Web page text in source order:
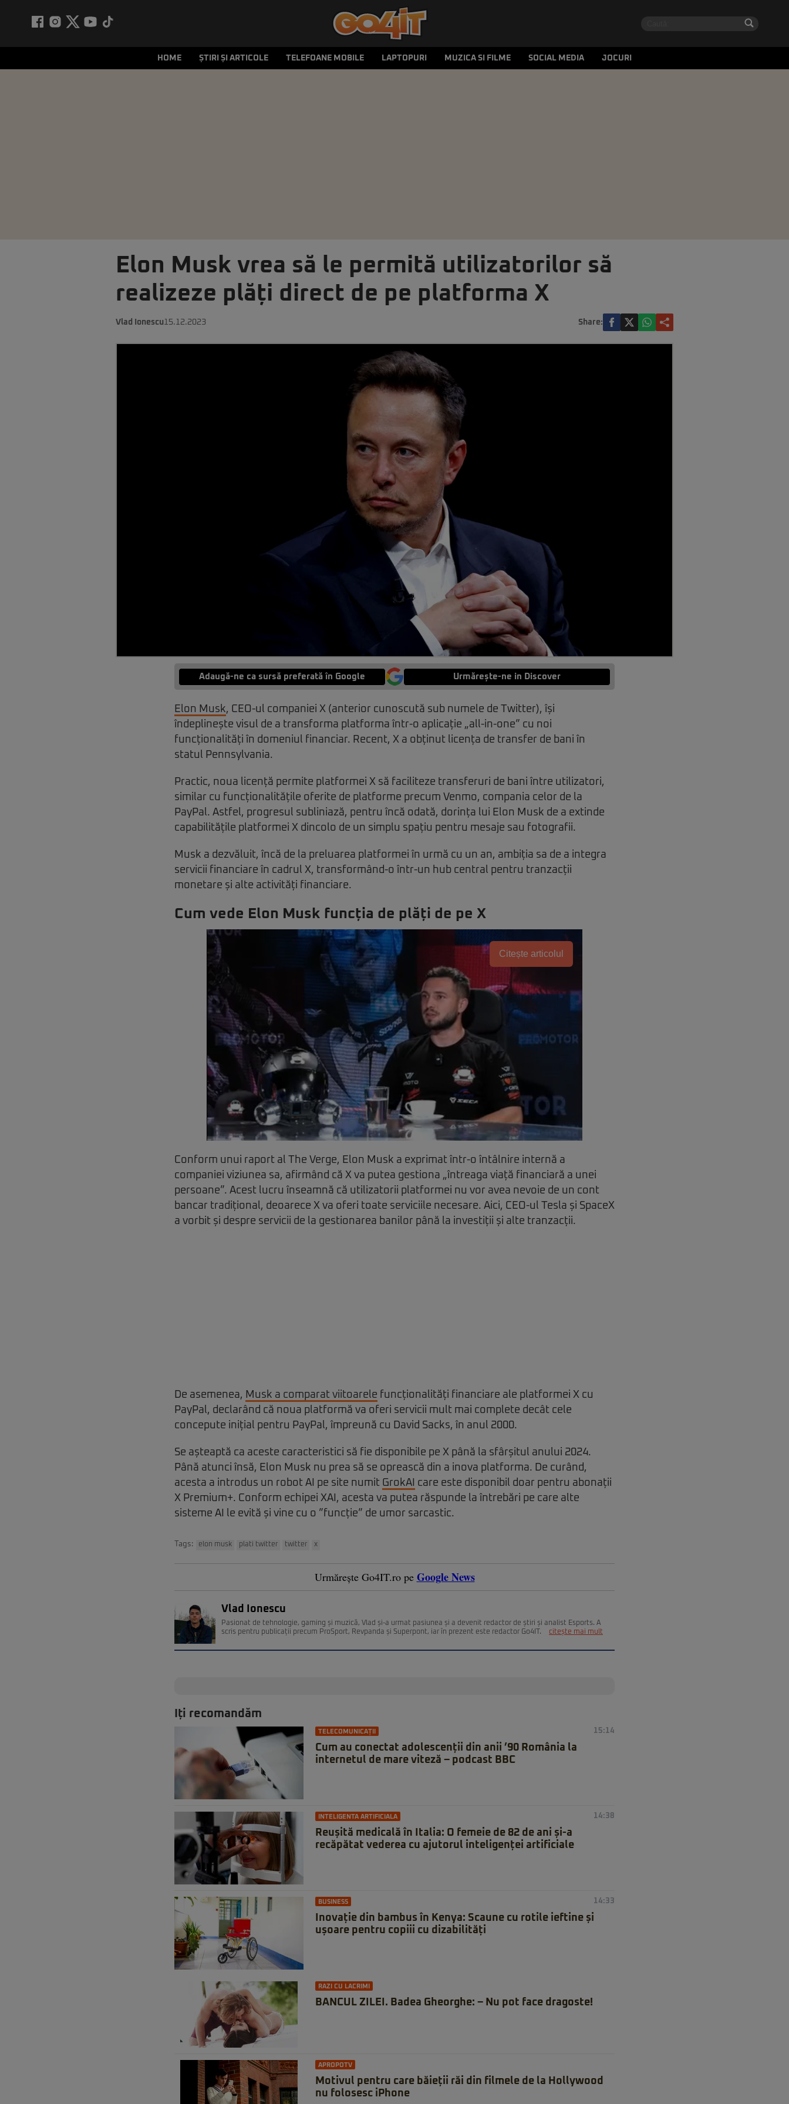
HOME ȘTIRI ȘI ARTICOLE TELEFOANE MOBILE LAPTOPURI MUZICA SI FILME SOCIAL MEDIA JOCURI
Elon Musk vrea să le permită utilizatorilor să
realizeze plăți direct de pe platforma X
Vlad Ionescu15.12.2023 Share:
Adaugă-ne ca sursă preferată în Google Urmărește-ne in Discover
Elon Musk, CEO-ul companiei X (anterior cunoscută sub numele de Twitter), își
îndeplinește visul de a transforma platforma într-o aplicație „all-in-one” cu noi
funcționalități în domeniul financiar. Recent, X a obținut licența de transfer de bani în
statul Pennsylvania.
Practic, noua licență permite platformei X să faciliteze transferuri de bani între utilizatori,
similar cu funcționalitățile oferite de platforme precum Venmo, compania celor de la
PayPal. Astfel, progresul subliniază, pentru încă odată, dorința lui Elon Musk de a extinde
capabilitățile platformei X dincolo de un simplu spațiu pentru mesaje sau fotografii.
Musk a dezvăluit, încă de la preluarea platformei în urmă cu un an, ambiția sa de a integra
servicii financiare în cadrul X, transformând-o într-un hub central pentru tranzacții
monetare și alte activități financiare.
Cum vede Elon Musk funcția de plăți de pe X
Citește articolul
Conform unui raport al The Verge, Elon Musk a exprimat într-o întâlnire internă a
companiei viziunea sa, afirmând că X va putea gestiona „întreaga viață financiară a unei
persoane”. Acest lucru înseamnă că utilizatorii platformei nu vor avea nevoie de un cont
bancar tradițional, deoarece X va oferi toate serviciile necesare. Aici, CEO-ul Tesla și SpaceX
a vorbit și despre servicii de la gestionarea banilor până la investiții și alte tranzacții.
De asemenea, Musk a comparat viitoarele funcționalități financiare ale platformei X cu
PayPal, declarând că noua platformă va oferi servicii mult mai complete decât cele
concepute inițial pentru PayPal, împreună cu David Sacks, în anul 2000.
Se așteaptă ca aceste caracteristici să fie disponibile pe X până la sfârșitul anului 2024.
Până atunci însă, Elon Musk nu prea să se oprească din a inova platforma. De curând,
acesta a introdus un robot AI pe site numit GrokAI care este disponibil doar pentru abonații
X Premium+. Conform echipei XAI, acesta va putea răspunde la întrebări pe care alte
sisteme AI le evită și vine cu o ”funcție” de umor sarcastic.
Tags: elon musk plati twitter twitter x
Urmărește Go4IT.ro pe Google News
Vlad Ionescu
Pasionat de tehnologie, gaming și muzică, Vlad și-a urmat pasiunea și a devenit redactor de știri și analist Esports. A
scris pentru publicații precum ProSport, Revpanda și Superpont, iar în prezent este redactor Go4IT.
citește mai mult
Iți recomandăm
TELECOMUNICAȚII 15:14
Cum au conectat adolescenții din anii ’90 România la
internetul de mare viteză – podcast BBC
INTELIGENTA ARTIFICIALA 14:38
Reușită medicală în Italia: O femeie de 82 de ani și-a
recăpătat vederea cu ajutorul inteligenței artificiale
BUSINESS 14:33
Inovație din bambus în Kenya: Scaune cu rotile ieftine și
ușoare pentru copiii cu dizabilități
RAZI CU LACRIMI
BANCUL ZILEI. Badea Gheorghe: – Nu pot face dragoste!
APROPOTV
Motivul pentru care băieții răi din filmele de la Hollywood
nu folosesc iPhone